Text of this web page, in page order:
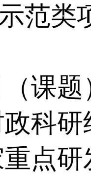
范类
（课
科
点